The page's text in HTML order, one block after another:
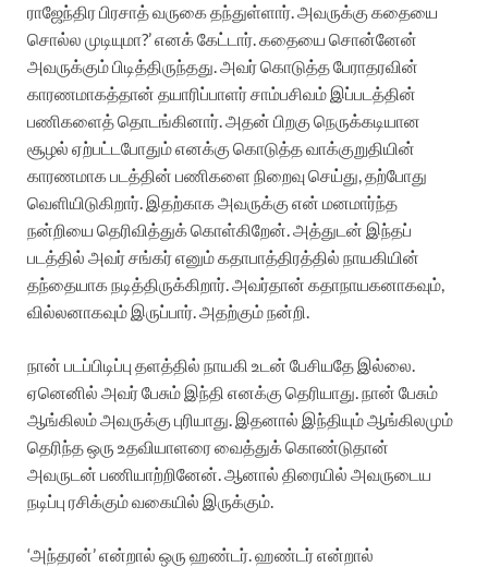
ராஜேந்திர பிரசாத் வருகை தந்துள்ளார். அவருக்கு கதையை
சொல்ல முடியுமா?’ எனக் கேட்டார். கதையை சொன்னேன்
அவருக்கும் பிடித்திருந்தது. அவர் கொடுத்த பேராதரவின்
காரணமாகத்தான் தயாரிப்பாளர் சாம்பசிவம் இப்படத்தின்
பணிகளைத் தொடங்கினார். அதன் பிறகு நெருக்கடியான
சூழல் ஏற்பட்டபோதும் எனக்கு கொடுத்த வாக்குறுதியின்
காரணமாக படத்தின் பணிகளை நிறைவு செய்து, தற்போது
வெளியிடுகிறார். இதற்காக அவருக்கு என் மனமார்ந்த
நன்றியை தெரிவித்துக் கொள்கிறேன். அத்துடன் இந்தப்
படத்தில் அவர் சங்கர் எனும் கதாபாத்திரத்தில் நாயகியின்
தந்தையாக நடித்திருக்கிறார். அவர்தான் கதாநாயகனாகவும்,
வில்லனாகவும் இருப்பார். அதற்கும் நன்றி.
நான் படப்பிடிப்பு தளத்தில் நாயகி உடன் பேசியதே இல்லை.
ஏனெனில் அவர் பேசும் இந்தி எனக்கு தெரியாது. நான் பேசும்
ஆங்கிலம் அவருக்கு புரியாது. இதனால் இந்தியும் ஆங்கிலமும்
தெரிந்த ஒரு உதவியாளரை வைத்துக் கொண்டுதான்
அவருடன் பணியாற்றினேன். ஆனால் திரையில் அவருடைய
நடிப்பு ரசிக்கும் வகையில் இருக்கும்.
‘அந்தரன்’ என்றால் ஒரு ஹண்டர். ஹண்டர் என்றால்